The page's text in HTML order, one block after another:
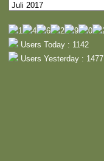
Archiv
Users Today : 1142
Users Yesterday : 1477